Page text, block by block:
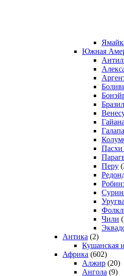
Южная
Гайана
Пасхи
Перу
Чили
Антика (2)
Кушанская
Африка (602)
Алжир (20)
Ангола (9)